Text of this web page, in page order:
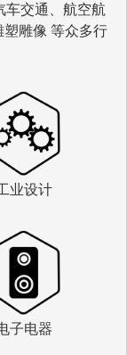
车交通、航空航
雕像 等众多行
业设计
子电器